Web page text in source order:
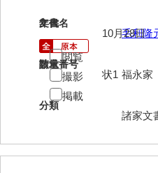
今川家文書
入江九一文書
岩崎家文書（秋芳
岩崎家文書（鹿野
2
文書名
毛利隆
請求番号
福永家
分類
諸家文
年代
10月28日
数量
状1
閲覧
撮影
掲載